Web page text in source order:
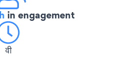
in engagement
वी